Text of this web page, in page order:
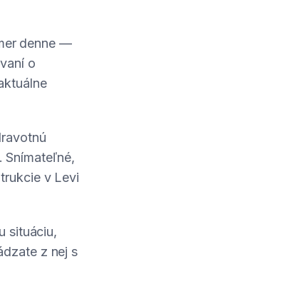
denne —
o
Snímateľné,
v Levi
situáciu,
z nej s